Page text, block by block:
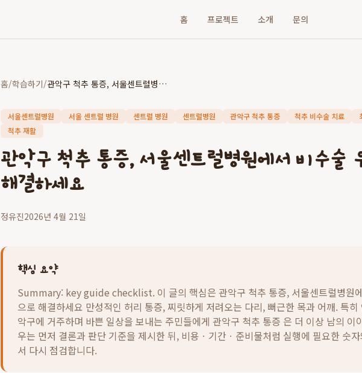
홈 프로젝트 소개 문의
홈/학습하기/ 관악구 척추 통증, 서울센트럴병원에서 비수술 우선 원칙으로 해결하세요
서울센트럴병원 서울 센트럴 병원 센트럴 병원 센트럴병원 관악구 척추 통증 척추 비수술 치료
척추 재활
관악구 척추 통증, 서울센트럴병원에서 비수술
해결하세요
정유진2026년 4월 21일
핵심 요약
Summary: key guide checklist. 이 글의 핵심은 관악구 척추 통증, 서울센트럴병원
으로 해결하세요 만성적인 허리 통증, 찌릿하게 저려오는 다리, 뻐근한 목과 어깨. 특
악구에 거주하며 바쁜 일상을 보내는 주민들에게 관악구 척추 통증 은 더 이상 남의 이
우는 먼저 결론과 판단 기준을 제시한 뒤, 비용ㆍ기간ㆍ준비물처럼 실행에 필요한 숫
서 다시 점검합니다.